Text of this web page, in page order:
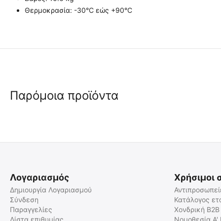
Θερμοκρασία: -30°C εώς +90°C
Παρόμοια προϊόντα
MIL-TEC Απόλυτα Στεγανό
Κουτί Μαύρο 228 Χ 130 Χ 46
MIL-TEC Μεταλλικό Κουτί
Αποθήκευσης Πυρομαχικών/
Λογαριασμός
Δημιουργία Λογαριασμού
Σύνδεση
Παραγγελίες
Λίστα επιθυμίας
Χρήσιμοι
Κατάλογος
Χονδρική B2B
Νομοθεσία Α'